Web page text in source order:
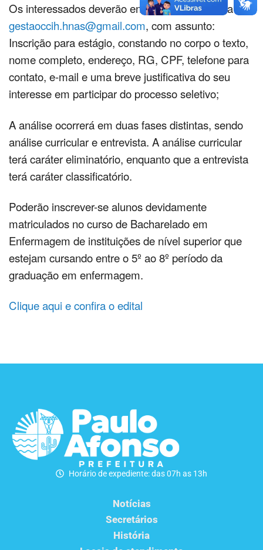
Os interessados deverão enviar um e-mail para
gestaoccih.hnas@gmail.com, com assunto:
Inscrição para estágio, constando no corpo o texto,
nome completo, endereço, RG, CPF, telefone para
contato, e-mail e uma breve justificativa do seu
interesse em participar do processo seletivo;
A análise ocorrerá em duas fases distintas, sendo
análise curricular e entrevista. A análise curricular
terá caráter eliminatório, enquanto que a entrevista
terá caráter classificatório.
Poderão inscrever-se alunos devidamente
matriculados no curso de Bacharelado em
Enfermagem de instituições de nível superior que
estejam cursando entre o 5º ao 8º período da
graduação em enfermagem.
Clique aqui e confira o edital
Horário de expediente: das 07h as 13h
Notícias
Secretários
História